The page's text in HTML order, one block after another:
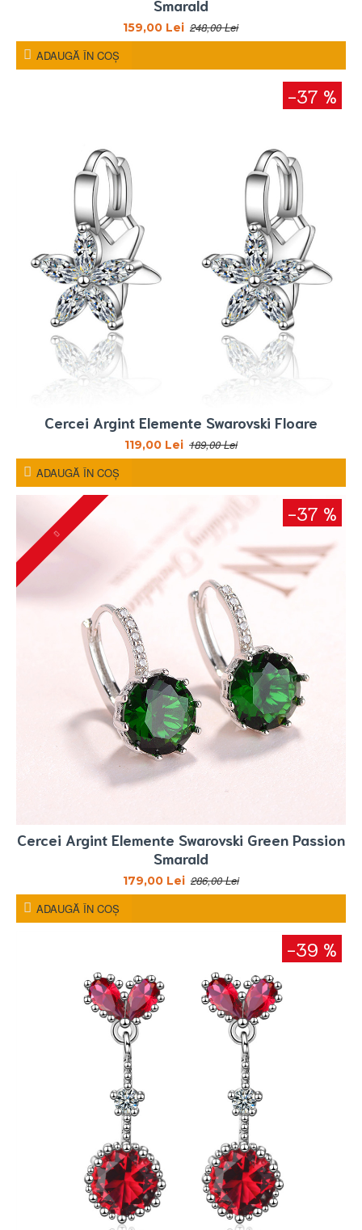
Smarald
159,00 Lei 248,00 Lei
ADAUGĂ ÎN COŞ
-37 %
Cercei Argint Elemente Swarovski Floare
119,00 Lei 189,00 Lei
ADAUGĂ ÎN COŞ
-37 %
Cercei Argint Elemente Swarovski Green Passion
Smarald
179,00 Lei 286,00 Lei
ADAUGĂ ÎN COŞ
-39 %